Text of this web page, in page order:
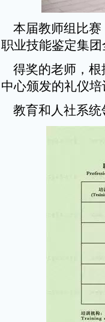
本届教师组比赛
职业技能鉴定集
得奖的老师，根
中心颁发的礼仪
教育和人社系统